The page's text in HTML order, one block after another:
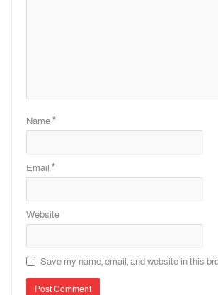
Name*
Email *
Website
Save my name, email, and website in this